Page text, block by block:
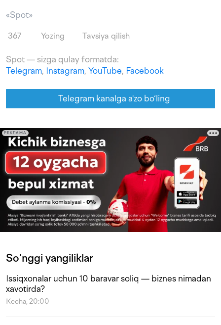
«Spot»
367 Yozing Tavsiya qilish
Spot — sizga qulay formatda:
Telegram, Instagram, YouTube, Facebook
Telegram kanalga a'zo bo‘ling
РЕКЛАМА
So‘nggi yangiliklar
Issiqxonalar uchun 10 baravar soliq — biznes nimadan
xavotirda?
Kecha, 20:00